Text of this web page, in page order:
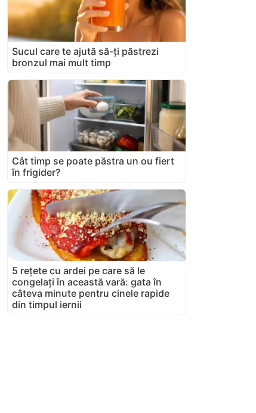
Sucul care te ajută să-ți păstrezi
bronzul mai mult timp
Cât timp se poate păstra un ou fiert
în frigider?
5 rețete cu ardei pe care să le
congelați în această vară: gata în
câteva minute pentru cinele rapide
din timpul iernii